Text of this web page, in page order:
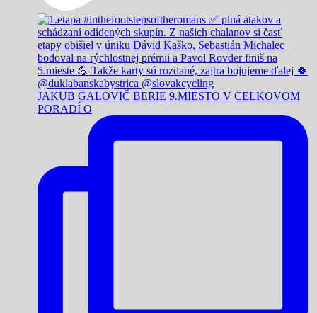
JAKUB GALOVIČ BERIE 9.MIESTO V CELKOVOM
PORADÍ O